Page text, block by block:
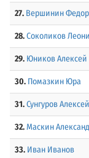
27. Вершинин Федор
28.Соколиков
29. Юников Алексей
30. Помазкин Юра
31.Сунгуров Алексей
32.Маскин
33. Иван Иванов